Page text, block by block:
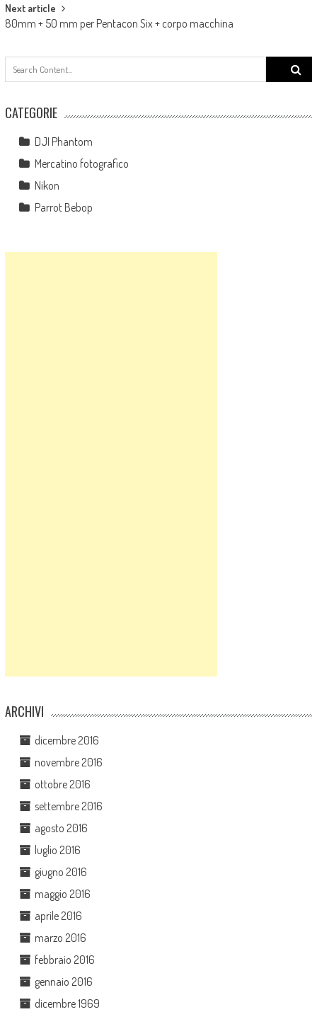
Next article
80mm + 50 mm per Pentacon Six + corpo macchina
Search
for:
CATEGORIE
DJI Phantom
Mercatino fotografico
Nikon
Parrot Bebop
ARCHIVI
dicembre 2016
novembre 2016
ottobre 2016
settembre 2016
agosto 2016
luglio 2016
giugno 2016
maggio 2016
aprile 2016
marzo 2016
febbraio 2016
gennaio 2016
dicembre 1969